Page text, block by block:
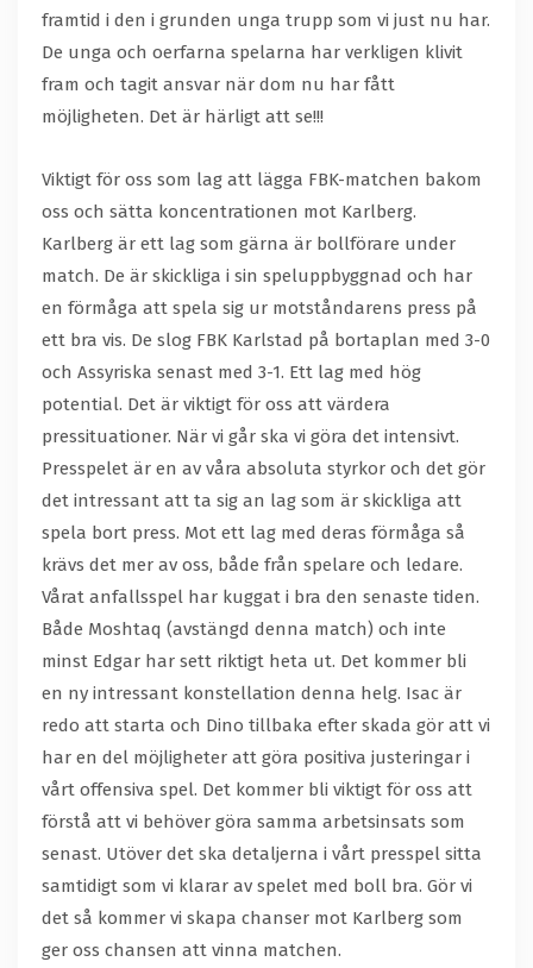
framtid i den i grunden unga trupp som vi just nu har.
De unga och oerfarna spelarna har verkligen klivit
fram och tagit ansvar när dom nu har fått
möjligheten. Det är härligt att se!!!
Viktigt för oss som lag att lägga FBK-matchen bakom
oss och sätta koncentrationen mot Karlberg.
Karlberg är ett lag som gärna är bollförare under
match. De är skickliga i sin speluppbyggnad och har
en förmåga att spela sig ur motståndarens press på
ett bra vis. De slog FBK Karlstad på bortaplan med 3-0
och Assyriska senast med 3-1. Ett lag med hög
potential. Det är viktigt för oss att värdera
pressituationer. När vi går ska vi göra det intensivt.
Presspelet är en av våra absoluta styrkor och det gör
det intressant att ta sig an lag som är skickliga att
spela bort press. Mot ett lag med deras förmåga så
krävs det mer av oss, både från spelare och ledare.
Vårat anfallsspel har kuggat i bra den senaste tiden.
Både Moshtaq (avstängd denna match) och inte
minst Edgar har sett riktigt heta ut. Det kommer bli
en ny intressant konstellation denna helg. Isac är
redo att starta och Dino tillbaka efter skada gör att vi
har en del möjligheter att göra positiva justeringar i
vårt offensiva spel. Det kommer bli viktigt för oss att
förstå att vi behöver göra samma arbetsinsats som
senast. Utöver det ska detaljerna i vårt presspel sitta
samtidigt som vi klarar av spelet med boll bra. Gör vi
det så kommer vi skapa chanser mot Karlberg som
ger oss chansen att vinna matchen.